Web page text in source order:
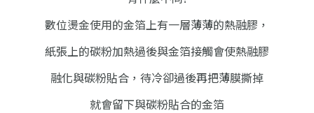
數位燙金使用的金箔上有一層薄薄的熱融膠，
紙張上的碳粉加熱過後與金箔接觸會使熱融膠
融化與碳粉貼合，待冷卻過後再把薄膜撕掉
就會留下與碳粉貼合的金箔